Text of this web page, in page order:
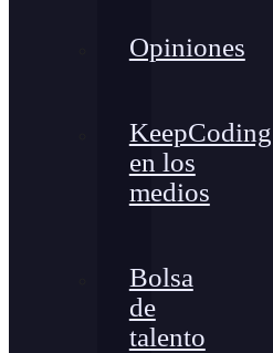
Opiniones
KeepCoding
en los
medios
Bolsa
de
talento